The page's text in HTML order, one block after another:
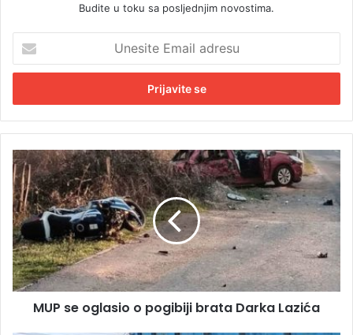
Budite u toku sa posljednjim novostima.
e
i
t
E
m
a
i
l
a
d
r
e
M
U
P
s
e
o
g
l
a
MUP se oglasio o pogibiji brata Darka Lazića